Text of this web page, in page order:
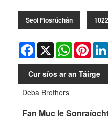
Seol Fiosrúchán
Facebook
X WhatsApp
Cur síos ar an Táirge
Deba Brothers
Fan Muc le